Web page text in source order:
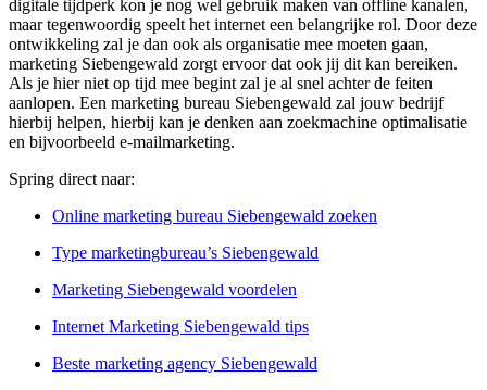
digitale tijdperk kon je nog wel gebruik maken van offline kanalen,
maar tegenwoordig speelt het internet een belangrijke rol. Door deze
ontwikkeling zal je dan ook als organisatie mee moeten gaan,
marketing Siebengewald zorgt ervoor dat ook jij dit kan bereiken.
Als je hier niet op tijd mee begint zal je al snel achter de feiten
aanlopen. Een marketing bureau Siebengewald zal jouw bedrijf
hierbij helpen, hierbij kan je denken aan zoekmachine optimalisatie
en bijvoorbeeld e-mailmarketing.
Spring direct naar:
Online marketing bureau Siebengewald zoeken
Type marketingbureau’s Siebengewald
Marketing Siebengewald voordelen
Internet Marketing Siebengewald tips
Beste marketing agency Siebengewald